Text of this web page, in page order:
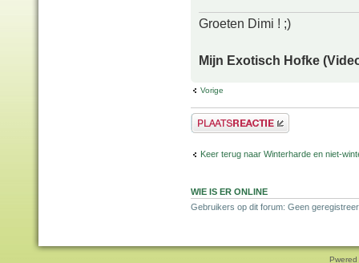
Groeten Dimi ! ;)
Mijn Exotisch Hofke
Vorige
Plaats een reactie
Keer terug naar Winterharde en niet-
WIE IS ER ONLINE
Gebruikers op dit forum: Geen